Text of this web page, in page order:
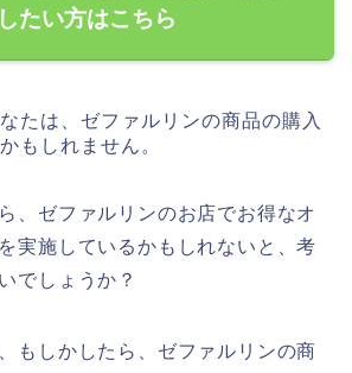
したい方はこちら
たは、ゼファルリンの商品の購入
もしれません。
、ゼファルリンのお店でお得なオ
実施しているかもしれないと、考
でしょうか？
もしかしたら、ゼファルリンの商